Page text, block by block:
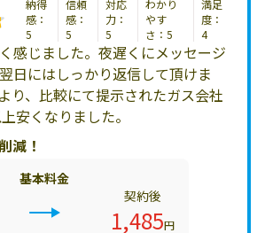
納得
感：
5
信頼
感：
5
対応
力：
5
わかり
やす
さ：5
満足
度：
4
感じました。夜遅くにメッセージ
日にはしっかり返信して頂けま
り、比較にて提示されたガス会社
安くなりました。
減！
基本料金
契約後
1,485円